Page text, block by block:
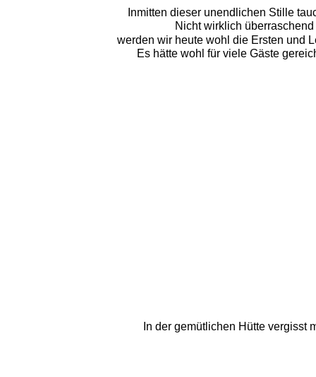
Inmitten dieser unendlichen Stille
Nicht wirklich
werden wir heute wohl die Ersten und
Es hätte wohl für viele Gäste
In der gemütlichen Hütte